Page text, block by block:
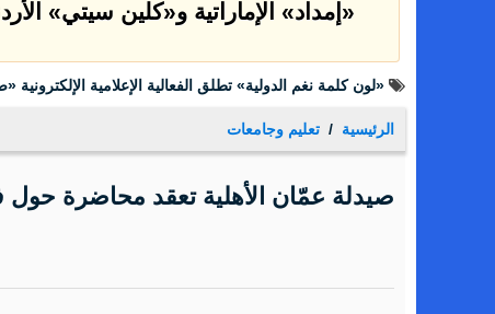
«إمداد» الإماراتية و«كلين سيتي»
«لون كلمة نغم الدولية» تطلق الفعالية الإعلامية
الرئيسية تعليم وجامعات
صيدلة عمّان الأهلية تعقد محاضرة